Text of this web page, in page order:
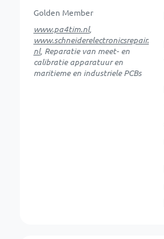
Golden Member
www.pa4tim.nl,
www.schneiderelectronicsrepair.
nl, Reparatie van meet- en
calibratie apparatuur en
maritieme en industriele PCBs